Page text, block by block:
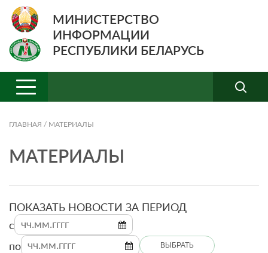
МИНИСТЕРСТВО
ИНФОРМАЦИИ
РЕСПУБЛИКИ БЕЛАРУСЬ
ГЛАВНАЯ / МАТЕРИАЛЫ
МАТЕРИАЛЫ
ПОКАЗАТЬ НОВОСТИ ЗА ПЕРИОД
c
по
ВЫБРАТЬ